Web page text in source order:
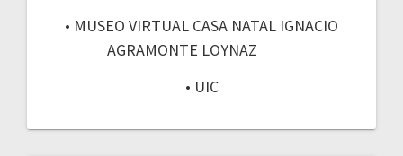
• MUSEO VIRTUAL CASA NATAL IGNACIO
AGRAMONTE LOYNAZ
• UIC